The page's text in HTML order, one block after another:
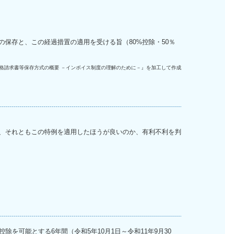
存と、この経過措置の適用を受ける旨（80%控除・50％
請求書等保存方式の概要 －インボイス制度の理解のために－』を加工して作成
れともこの特例を適用したほうが良いのか、有利不利を判
を可能とする6年間（令和5年10月1日～令和11年9月30